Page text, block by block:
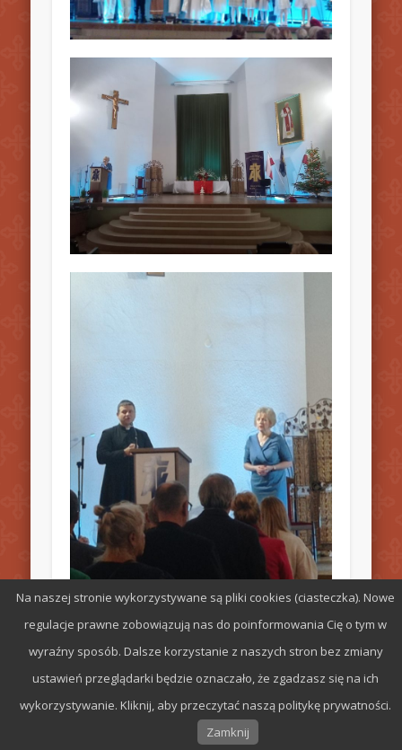
Z życia Parafialnego Oddziału Akcji
Katolickiej w 2023 roku
26.11.2023 roku. Święto Chrystusa Króla –
Na naszej stronie wykorzystywane są pliki cookies (ciasteczka). Nowe
regulacje prawne zobowiązują nas do poinformowania Cię o tym w
wyraźny sposób. Dalsze korzystanie z naszych stron bez zmiany
ustawień przeglądarki będzie oznaczało, że zgadzasz się na ich
wykorzystywanie. Kliknij, aby przeczytać naszą politykę prywatności.
Zamknij